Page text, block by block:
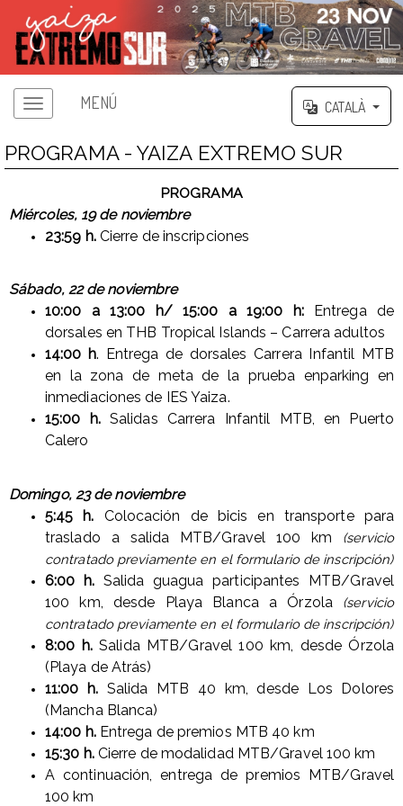
MENÚ CATALÀ
PROGRAMA - YAIZA EXTREMO SUR
PROGRAMA
Miércoles, 19 de noviembre
23:59 h.Cierre de inscripciones
Sábado, 22 de noviembre
10:00 a 13:00 h/ 15:00 a 19:00 h:Entrega de
dorsales en THB Tropical Islands – Carrera adultos
14:00 h. Entrega de dorsales Carrera Infantil MTB
en la zona de meta de la prueba enparking en
inmediaciones de IES Yaiza.
15:00 h.Salidas Carrera Infantil MTB, en Puerto
Calero
Domingo, 23 de noviembre
5:45 h. Colocación de bicis en transporte para
traslado a salida MTB/Gravel 100 km
(servicio
contratado previamente en el formulario de inscripción)
6:00 h. Salida guagua participantes MTB/Gravel
100 km, desde Playa Blanca a Órzola
(servicio
contratado previamente en el formulario de inscripción)
8:00 h.Salida MTB/Gravel 100 km, desde Órzola
(Playa de Atrás)
11:00 h. Salida MTB 40 km, desde Los Dolores
(Mancha Blanca)
14:00 h.Entrega de premios MTB 40 km
15:30 h.Cierre de modalidad MTB/Gravel 100 km
A continuación, entrega de premios MTB/Gravel
100 km